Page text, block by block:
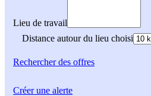
Lieu de travail
Distance autour du lieu choisi
Rechercherdes offres
Créer une alerte